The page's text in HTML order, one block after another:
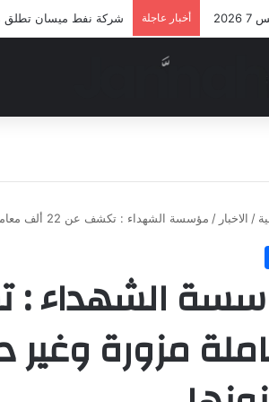
أخبار عاجلة شركة نفط ميسان تطلق
/ الاخبار / مؤسسة الشهداء : تكشف عن 22 ألف معاملة مزورة وغير دقيقة لمشمولين بقانونها
مزورة